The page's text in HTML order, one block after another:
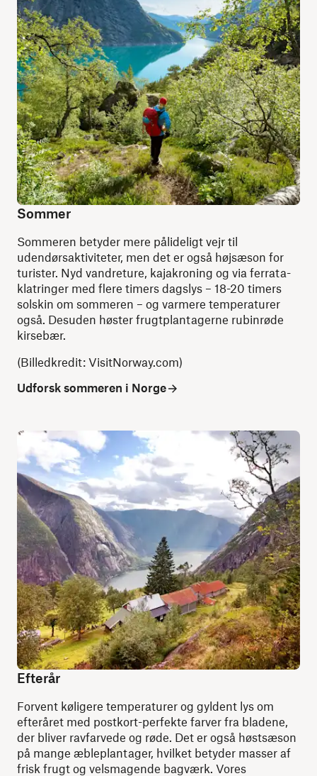
Sommer
Sommeren betyder mere pålideligt vejr til
udendørsaktiviteter, men det er også højsæson for
turister. Nyd vandreture, kajakroning og via ferrata-
klatringer med flere timers dagslys – 18-20 timers
solskin om sommeren – og varmere temperaturer
også. Desuden høster frugtplantagerne rubinrøde
kirsebær.
(Billedkredit: VisitNorway.com)
Udforsk sommeren i Norge
Efterår
Forvent køligere temperaturer og gyldent lys om
efteråret med postkort-perfekte farver fra bladene,
der bliver ravfarvede og røde. Det er også høstsæson
på mange æbleplantager, hvilket betyder masser af
frisk frugt og velsmagende bagværk. Vores